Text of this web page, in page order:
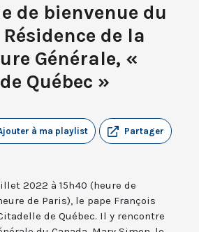
de bienvenue du
de la
Générale, «
Québec »
Partager
à ma playlist
2022 à 15h40 (heure de
de Paris), le pape François
de Québec. Il y rencontre